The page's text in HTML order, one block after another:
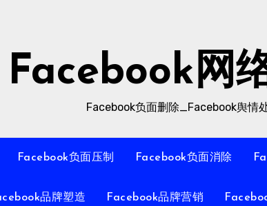
Facebook网
Facebook负面删除_Facebook舆情
Facebook负面压制 Facebook负面消除
品牌塑造 Facebook品牌营销